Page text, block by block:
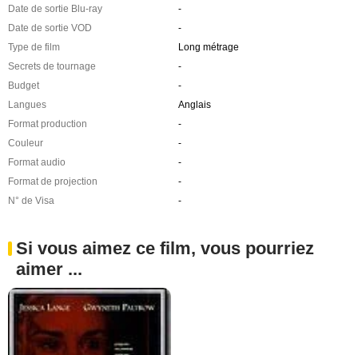
Date de sortie Blu-ray
-
Date de sortie VOD
-
Type de film
Long métrage
Secrets de tournage
-
Budget
-
Langues
Anglais
Format production
-
Couleur
-
Format audio
-
Format de projection
-
N° de Visa
-
Si vous aimez ce film, vous pourriez
aimer ...